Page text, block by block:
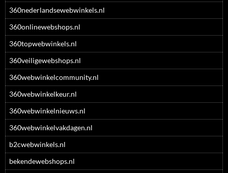
360nederlandsewebwinkels.nl
360onlinewebshops.nl
360topwebwinkels.nl
360veiligewebshops.nl
360webwinkelcommunity.nl
360webwinkelkeur.nl
360webwinkelnieuws.nl
360webwinkelvakdagen.nl
b2cwebwinkels.nl
bekendewebshops.nl